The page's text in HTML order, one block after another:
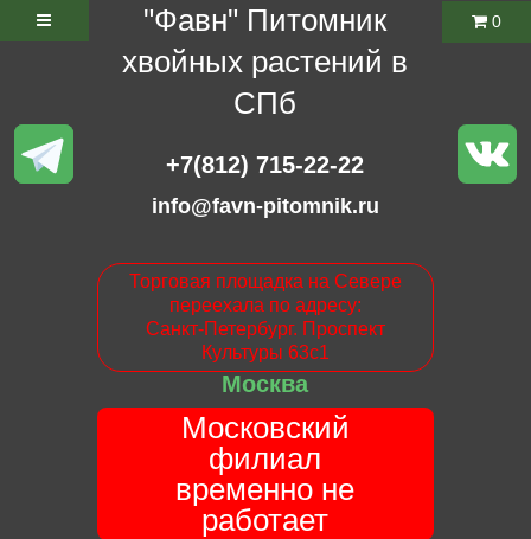
"Фавн" Питомник
хвойных растений в
СПб
+7(812) 715-22-22
info@favn-pitomnik.ru
Торговая площадка на Севере
переехала по адресу:
Санкт-Петербург. Проспект
Культуры 63с1
Москва
Московский
филиал
временно не
работает
0